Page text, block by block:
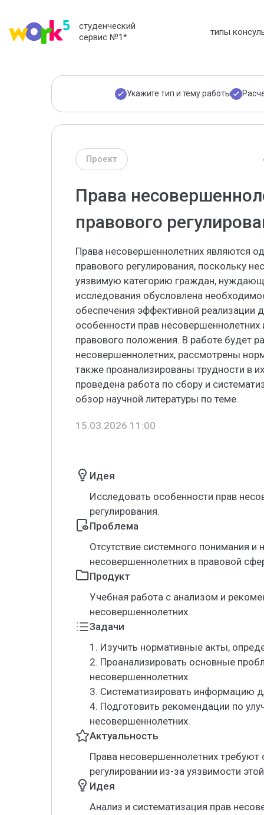
студенческий
сервис №1* типы
Укажите тип и тему работы
Проект
Права
правового
Права несовершеннолетних являются
правового регулирования, поскольку
уязвимую категорию граждан,
исследования обусловлена
обеспечения эффективной реализации
особенности прав
правового положения. В работе будет
несовершеннолетних, рассмотрены
также проанализированы трудности в
проведена работа по сбору и
обзор научной литературы по теме.
15.03.2026 11:00
Идея
Исследовать особенности прав
регулирования.
Проблема
Отсутствие системного понимания и
несовершеннолетних в правовой
Продукт
Учебная работа с анализом и
несовершеннолетних.
Задачи
1. Изучить нормативные акты,
2. Проанализировать основные
несовершеннолетних.
3. Систематизировать информацию
4. Подготовить рекомендации по
несовершеннолетних.
Актуальность
Права несовершеннолетних
регулировании из-за уязвимости
Идея
Анализ и систематизация прав